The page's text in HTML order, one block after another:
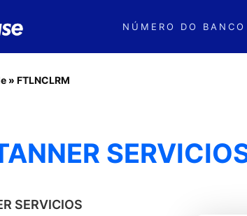
NÚMERO DO BANCO
» FTLNCLRM
SERVICIOS